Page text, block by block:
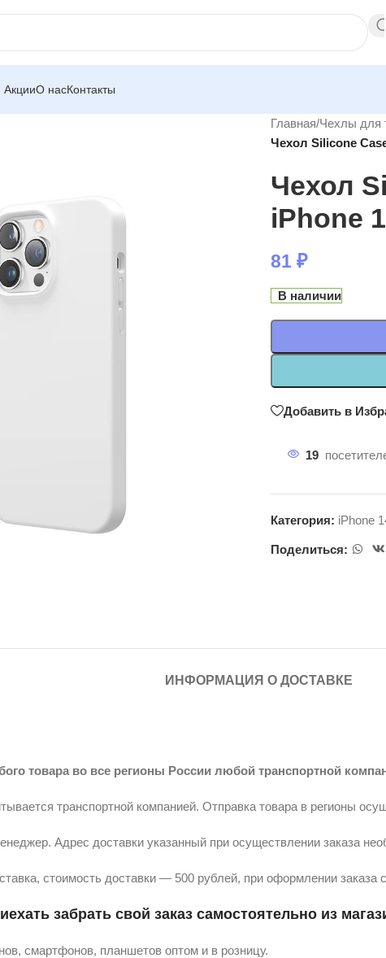
АкцииО насКонтакты
Главная/Чехлы для
Чехол Silicone
Чехол
iPhone
81 ₽
В наличии
Добавить в
19
Категория: iPhone
Поделиться:
ИНФОРМАЦИЯ О ДОСТАВКЕ
товара во все регионы России любой транспортной
транспортной компанией. Отправка товара в регионы
Адрес доставки указанный при осуществлении заказа
стоимость доставки — 500 рублей, при оформлении
забрать свой заказ самостоятельно из
смартфонов, планшетов оптом и в розницу.